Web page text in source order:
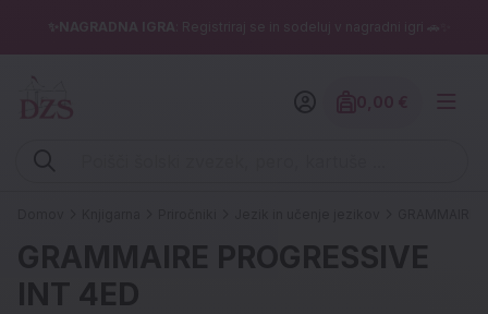
✨NAGRADNA IGRA : Registriraj se in sodeluj v nagradni igri 🚗✨
Vpišite iskalni niz (šolski zvezek, pero, kartuše ...)
GRAMMAIRE PROGRESSIVE
INT 4ED